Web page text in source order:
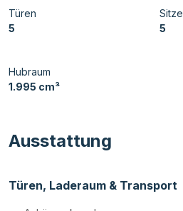
Türen
5
Sitze
5
Hubraum
1.995 cm³
Ausstattung
Türen, Laderaum & Transport